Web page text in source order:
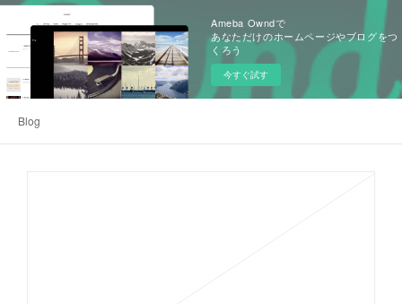
Ameba Owndで
あなただけのホームページやブログをつ
くろう
今すぐ試す
Blog